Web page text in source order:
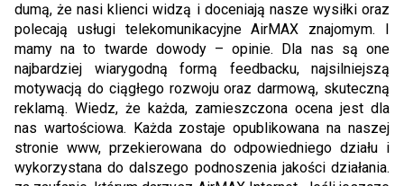
dumą, że nasi klienci widzą i doceniają nasze wysiłki oraz
polecają usługi telekomunikacyjne AirMAX znajomym. I
mamy na to twarde dowody – opinie. Dla nas są one
najbardziej wiarygodną formą feedbacku, najsilniejszą
motywacją do ciągłego rozwoju oraz darmową, skuteczną
reklamą. Wiedz, że każda, zamieszczona ocena jest dla
nas wartościowa. Każda zostaje opublikowana na naszej
stronie www, przekierowana do odpowiedniego działu i
wykorzystana do dalszego podnoszenia jakości działania.